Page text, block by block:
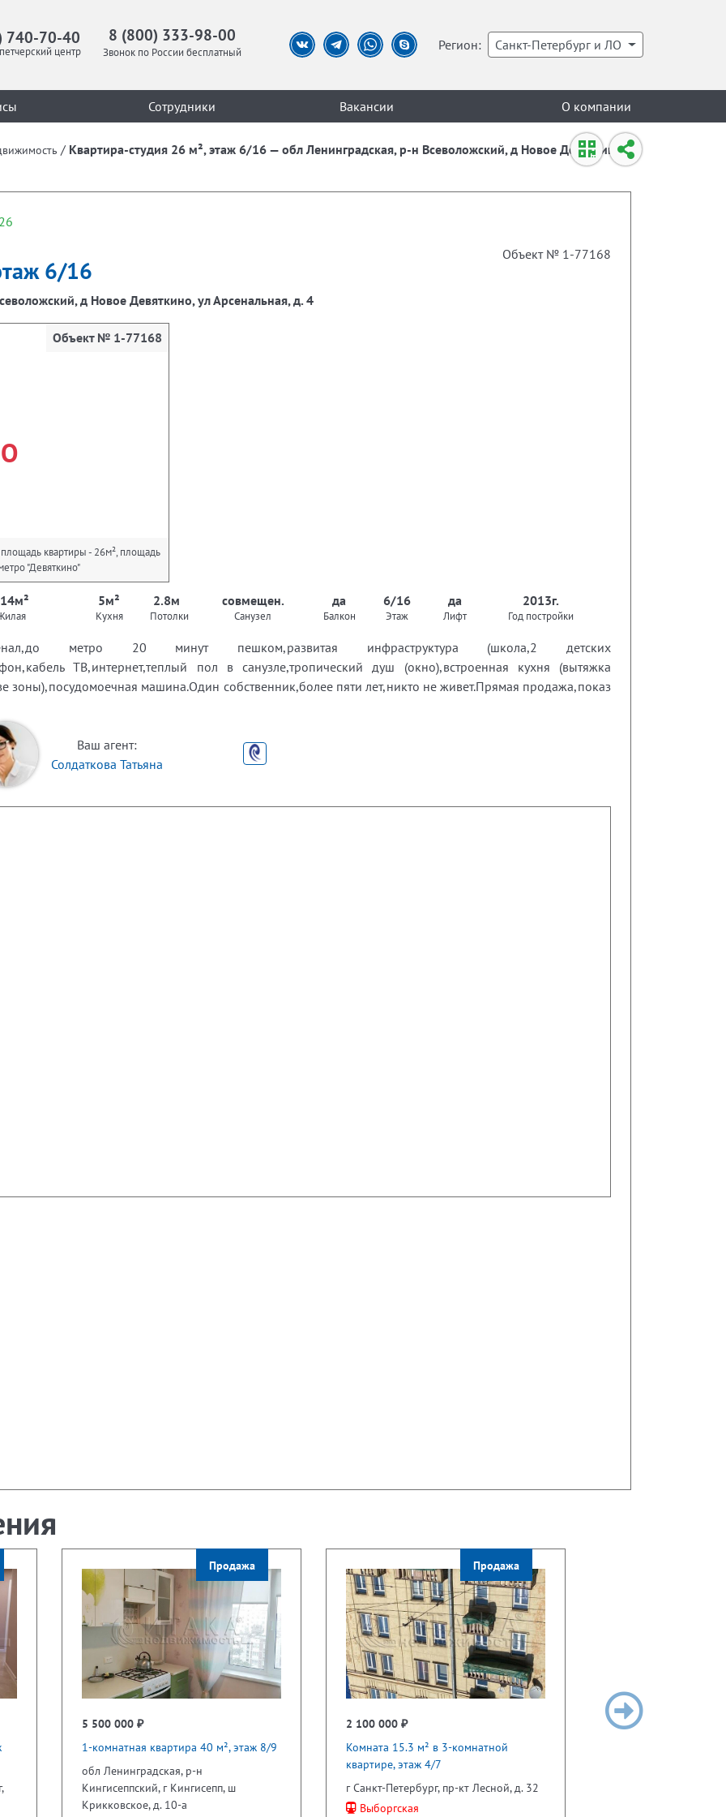
740-70-40
центр
8 (800) 333-98-00
Звонок по России бесплатный Регион: Санкт-Петербург и ЛО
Сотрудники Вакансии О компании
/ Квартира-студия 26 м², этаж 6/16 — обл Ленинградская, р-н Всеволожский, д Новое Девяткино,
6/16
Объект № 1-77168
д Новое Девяткино, ул Арсенальная, д. 4
Объект № 1-77168
квартиры - 26м², площадь
"Девяткино"
5м²
Кухня
2.8м
Потолки
совмещен.
Санузел
да
Балкон
6/16
Этаж
да
Лифт
2013г.
Год постройки
метро 20 минут пешком,развитая инфраструктура (школа,2 детских
ТВ,интернет,теплый пол в санузле,тропический душ (окно),встроенная кухня (вытяжка
зоны),посудомоечная машина.Один собственник,более пяти лет,никто не живет.Прямая продажа,показ
Ваш агент:
Солдаткова Татьяна
Продажа
5 500 000 ₽
1-комнатная квартира 40 м², этаж 8/9
обл Ленинградская, р-н
Кингисеппский, г Кингисепп, ш
Крикковское, д. 10-а
Продажа
2 100 000 ₽
Комната 15.3 м² в 3-комнатной
квартире, этаж 4/7
г Санкт-Петербург, пр-кт Лесной, д. 32
Выборгская